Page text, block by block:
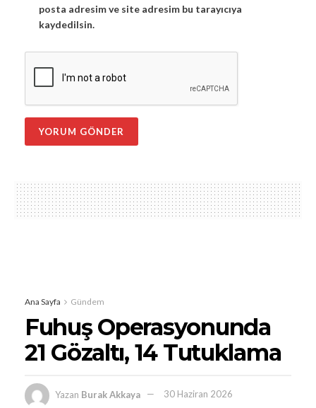
posta adresim ve site adresim bu tarayıcıya
kaydedilsin.
Ana Sayfa Gündem
Fuhuş Operasyonunda
21 Gözaltı, 14 Tutuklama
Yazan Burak Akkaya
30 Haziran 2026